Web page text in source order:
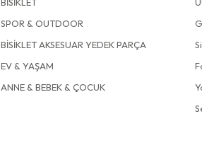
SPOR & OUTDOOR
BİSİKLET AKSESUAR YEDEK PARÇA
EV & YAŞAM
ANNE & BEBEK & ÇOCUK